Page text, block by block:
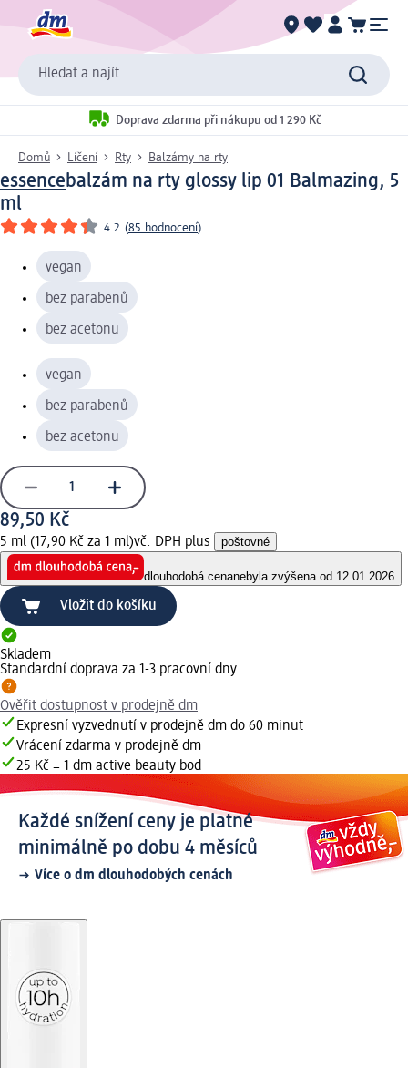
Hledat a najít
Doprava zdarma při nákupu od 1 290 Kč
Domů Líčení Rty Balzámy na rty
essencebalzám na rty glossy lip 01 Balmazing, 5
ml
4.2 (85 hodnocení)
vegan
bez parabenů
bez acetonu
vegan
bez parabenů
bez acetonu
89,50 Kč
5 ml (17,90 Kč za 1 ml)vč. DPH plus poštovné
dlouhodobá cenanebyla zvýšena od 12.01.2026
Vložit do košíku
Skladem
Standardní doprava za 1-3 pracovní dny
Ověřit dostupnost v prodejně dm
Expresní vyzvednutí v prodejně dm do 60 minut
Vrácení zdarma v prodejně dm
25 Kč = 1 dm active beauty bod
Každé snížení ceny je platné
minimálně po dobu 4 měsíců
Více o dm dlouhodobých cenách